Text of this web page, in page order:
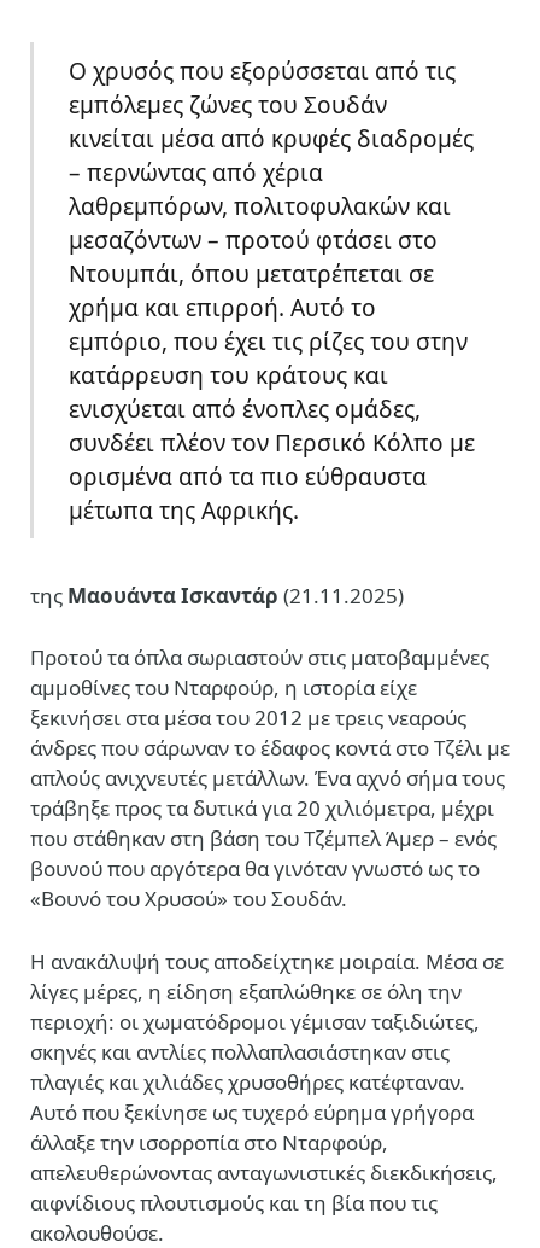
Ο χρυσός που εξορύσσεται από τις
εμπόλεμες ζώνες του Σουδάν
κινείται μέσα από κρυφές διαδρομές
– περνώντας από χέρια
λαθρεμπόρων, πολιτοφυλακών και
μεσαζόντων – προτού φτάσει στο
Ντουμπάι, όπου μετατρέπεται σε
χρήμα και επιρροή. Αυτό το
εμπόριο, που έχει τις ρίζες του στην
κατάρρευση του κράτους και
ενισχύεται από ένοπλες ομάδες,
συνδέει πλέον τον Περσικό Κόλπο με
ορισμένα από τα πιο εύθραυστα
μέτωπα της Αφρικής.
της Μαουάντα Ισκαντάρ (21.11.2025)
Προτού τα όπλα σωριαστούν στις ματοβαμμένες
αμμοθίνες του Νταρφούρ, η ιστορία είχε
ξεκινήσει στα μέσα του 2012 με τρεις νεαρούς
άνδρες που σάρωναν το έδαφος κοντά στο Τζέλι με
απλούς ανιχνευτές μετάλλων. Ένα αχνό σήμα τους
τράβηξε προς τα δυτικά για 20 χιλιόμετρα, μέχρι
που στάθηκαν στη βάση του Τζέμπελ Άμερ – ενός
βουνού που αργότερα θα γινόταν γνωστό ως το
«Βουνό του Χρυσού» του Σουδάν.
Η ανακάλυψή τους αποδείχτηκε μοιραία. Μέσα σε
λίγες μέρες, η είδηση εξαπλώθηκε σε όλη την
περιοχή: οι χωματόδρομοι γέμισαν ταξιδιώτες,
σκηνές και αντλίες πολλαπλασιάστηκαν στις
πλαγιές και χιλιάδες χρυσοθήρες κατέφταναν.
Αυτό που ξεκίνησε ως τυχερό εύρημα γρήγορα
άλλαξε την ισορροπία στο Νταρφούρ,
απελευθερώνοντας ανταγωνιστικές διεκδικήσεις,
αιφνίδιους πλουτισμούς και τη βία που τις
ακολουθούσε.